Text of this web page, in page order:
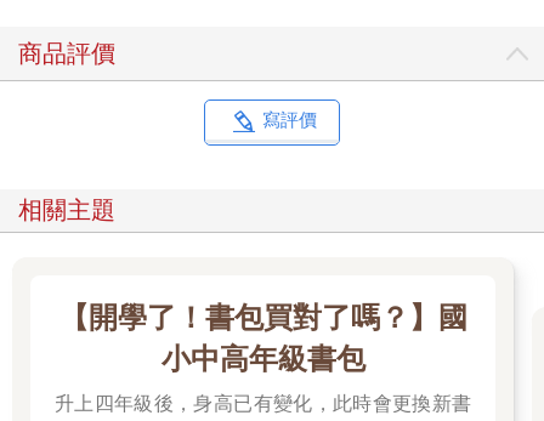
商品評價
寫評價
相關主題
【開學了！書包買對了嗎？】國
小中高年級書包
升上四年級後，身高已有變化，此時會更換新書